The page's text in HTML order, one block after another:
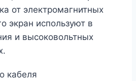
от электромагнитных
экран используют в
и высоковольтных